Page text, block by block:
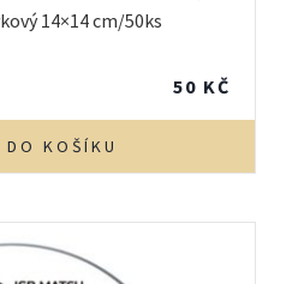
14×14 cm/50ks
50 KČ
DO KOŠÍKU